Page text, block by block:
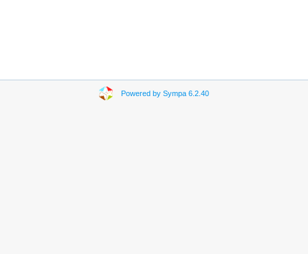
Powered by Sympa 6.2.40